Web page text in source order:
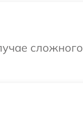
сложного